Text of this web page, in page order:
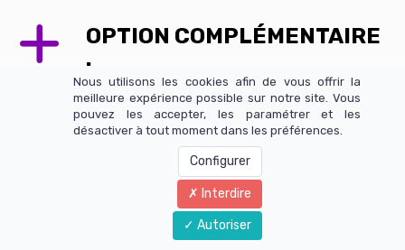
OPTION COMPLÉMENTAIRE
:
Nouvelle Technique "Step-
SMV"
Découvre la nouvelle
technique redoutable"Step-
SMV" de Michael Raduga, qui
Nous utilisons les cookies afin de vous offrir la
meilleure expérience possible sur notre site. Vous
pouvez les accepter, les paramétrer et les
désactiver à tout moment dans les préférences.
Configurer
Interdire
Autoriser